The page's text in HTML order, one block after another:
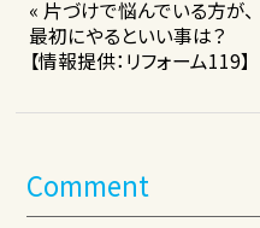
« 片づけで悩んでいる方が、
最初にやるといい事は？
【情報提供：リフォーム119】
Comment